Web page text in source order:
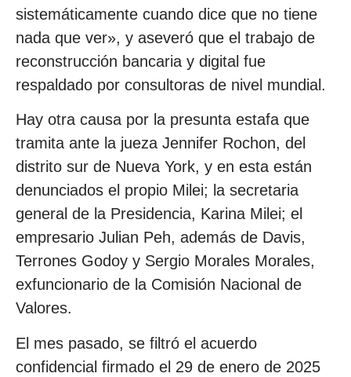
sistemáticamente cuando dice que no tiene
nada que ver», y aseveró que el trabajo de
reconstrucción bancaria y digital fue
respaldado por consultoras de nivel mundial.
Hay otra causa por la presunta estafa que
tramita ante la jueza Jennifer Rochon, del
distrito sur de Nueva York, y en esta están
denunciados el propio Milei; la secretaria
general de la Presidencia, Karina Milei; el
empresario Julian Peh, además de Davis,
Terrones Godoy y Sergio Morales Morales,
exfuncionario de la Comisión Nacional de
Valores.
El mes pasado, se filtró el acuerdo
confidencial firmado el 29 de enero de 2025